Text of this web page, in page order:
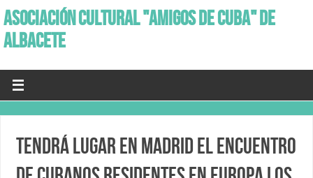
ASOCIACIÓN CULTURAL "AMIGOS DE CUBA" DE
ALBACETE
Tendrá lugar en Madrid el Encuentro